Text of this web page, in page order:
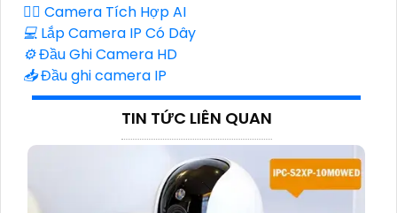
🧛‍♀️ Camera Tích Hợp AI
💻 Lắp Camera IP Có Dây
⚙️Đầu Ghi Camera HD
📥Đầu ghi camera IP
TIN TỨC LIÊN QUAN